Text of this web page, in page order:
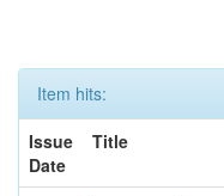
Item hits:
Issue
Date
Title